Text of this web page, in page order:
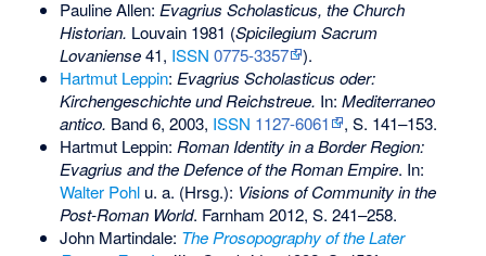
Pauline Allen: Evagrius Scholasticus, the Church
Historian. Louvain 1981 (Spicilegium Sacrum
Lovaniense41, ISSN 0775-3357
).
Hartmut Leppin: Evagrius Scholasticus oder:
Kirchengeschichte und Reichstreue. In: Mediterraneo
antico. Band 6, 2003, ISSN 1127-6061
, S. 141–153.
Hartmut Leppin: Roman Identity in a Border Region:
Evagrius and the Defence of the Roman Empire. In:
Walter Pohlu. a. (Hrsg.): Visions of Community in the
Post-Roman World. Farnham 2012, S. 241–258.
John Martindale: The Prosopography of the Later